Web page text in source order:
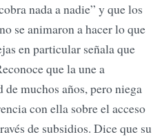
nada a nadie” y que los
se animaron a hacer lo que
en particular señala que
que la une a
muchos años, pero niega
con ella sobre el acceso
de subsidios. Dice que su